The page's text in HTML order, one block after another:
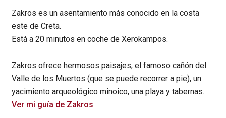
Zakros es un asentamiento más conocido en la costa
este de Creta.
Está a 20 minutos en coche de Xerokampos.
Zakros ofrece hermosos paisajes, el famoso cañón del
Valle de los Muertos (que se puede recorrer a pie), un
yacimiento arqueológico minoico, una playa y tabernas.
Ver mi guía de Zakros